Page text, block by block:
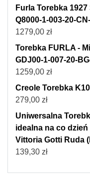
Furla Torebka
Q8000-1-003-20-
1279,00 zł
Torebka FURLA -
GDJ00-1-007-20-
1259,00 zł
Creole Torebka
279,00 zł
Uniwersalna
idealna na co
Vittoria Gotti Ruda
139,30 zł